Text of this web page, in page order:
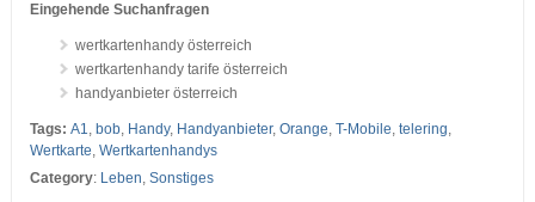
Eingehende Suchanfragen
wertkartenhandy österreich
wertkartenhandy tarife österreich
handyanbieter österreich
Tags: A1, bob, Handy, Handyanbieter, Orange, T-Mobile, telering,
Wertkarte, Wertkartenhandys
Category: Leben, Sonstiges